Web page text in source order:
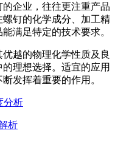
企业，往往更注重产品
钉的化学成分、加工精
满足特定的技术要求。
越的物理化学性质及良
理想选择。适宜的应用
发挥着重要的作用。
分析
析